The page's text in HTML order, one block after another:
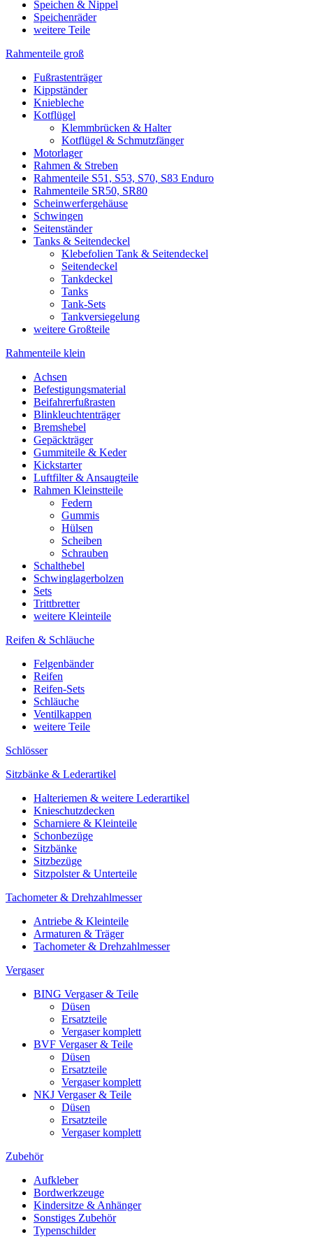
Speichen & Nippel
Speichenräder
weitere Teile
Rahmenteile groß
Fußrastenträger
Kippständer
Kniebleche
Kotflügel
Klemmbrücken & Halter
Kotflügel & Schmutzfänger
Motorlager
Rahmen & Streben
Rahmenteile S51, S53, S70, S83 Enduro
Rahmenteile SR50, SR80
Scheinwerfergehäuse
Schwingen
Seitenständer
Tanks & Seitendeckel
Klebefolien Tank & Seitendeckel
Seitendeckel
Tankdeckel
Tanks
Tank-Sets
Tankversiegelung
weitere Großteile
Rahmenteile klein
Achsen
Befestigungsmaterial
Beifahrerfußrasten
Blinkleuchtenträger
Bremshebel
Gepäckträger
Gummiteile & Keder
Kickstarter
Luftfilter & Ansaugteile
Rahmen Kleinstteile
Federn
Gummis
Hülsen
Scheiben
Schrauben
Schalthebel
Schwinglagerbolzen
Sets
Trittbretter
weitere Kleinteile
Reifen & Schläuche
Felgenbänder
Reifen
Reifen-Sets
Schläuche
Ventilkappen
weitere Teile
Schlösser
Sitzbänke & Lederartikel
Halteriemen & weitere Lederartikel
Knieschutzdecken
Scharniere & Kleinteile
Schonbezüge
Sitzbänke
Sitzbezüge
Sitzpolster & Unterteile
Tachometer & Drehzahlmesser
Antriebe & Kleinteile
Armaturen & Träger
Tachometer & Drehzahlmesser
Vergaser
BING Vergaser & Teile
Düsen
Ersatzteile
Vergaser komplett
BVF Vergaser & Teile
Düsen
Ersatzteile
Vergaser komplett
NKJ Vergaser & Teile
Düsen
Ersatzteile
Vergaser komplett
Zubehör
Aufkleber
Bordwerkzeuge
Kindersitze & Anhänger
Sonstiges Zubehör
Typenschilder